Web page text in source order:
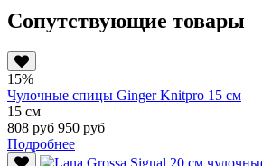
Сопутствующие товары
15%
Чулочные спицы Ginger Knitpro 15 см
15 см
808 руб 950 руб
Подробнее